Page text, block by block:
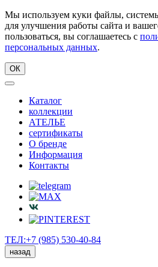
Мы используем куки файлы,
для улучшения работы сайта и
пользоваться, вы соглашаетесь с
персональных данных.
ОК
Каталог
коллекции
АТЕЛЬЕ
сертификаты
О бренде
Информация
Контакты
ТЕЛ:+7 (985) 530-40-84
назад